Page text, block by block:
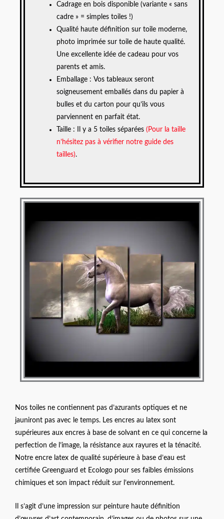
Cadrage en bois disponible (variante « sans
cadre » = simples toiles !)
Qualité haute définition sur toile moderne,
photo imprimée sur toile de haute qualité.
Une excellente idée de cadeau pour vos
parents et amis.
Emballage : Vos tableaux seront
soigneusement emballés dans du papier à
bulles et du carton pour qu’ils vous
parviennent en parfait état.
Taille : Il y a 5 toiles séparées(Pour la taille
n’hésitez pas à vérifier notre guide des
tailles).
Nos toiles ne contiennent pas d’azurants optiques et ne
jauniront pas avec le temps. Les encres au latex sont
supérieures aux encres à base de solvant en ce qui concerne la
perfection de l’image, la résistance aux rayures et la ténacité.
Notre encre latex de qualité supérieure à base d’eau est
certifiée Greenguard et Ecologo pour ses faibles émissions
chimiques et son impact réduit sur l’environnement.
Il s’agit d’une impression sur peinture haute définition